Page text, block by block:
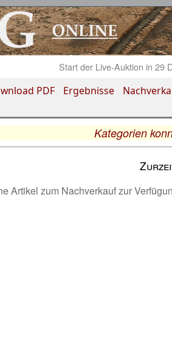
Start der Live-Auktion in 29
PDF Ergebnisse
Kategorien
Artikel zum Nachverkauf zur